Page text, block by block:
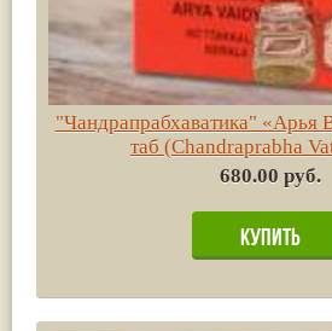
"Чандрапрабхаватика" «Арья
таб (Chandraprabha
680.00 руб.